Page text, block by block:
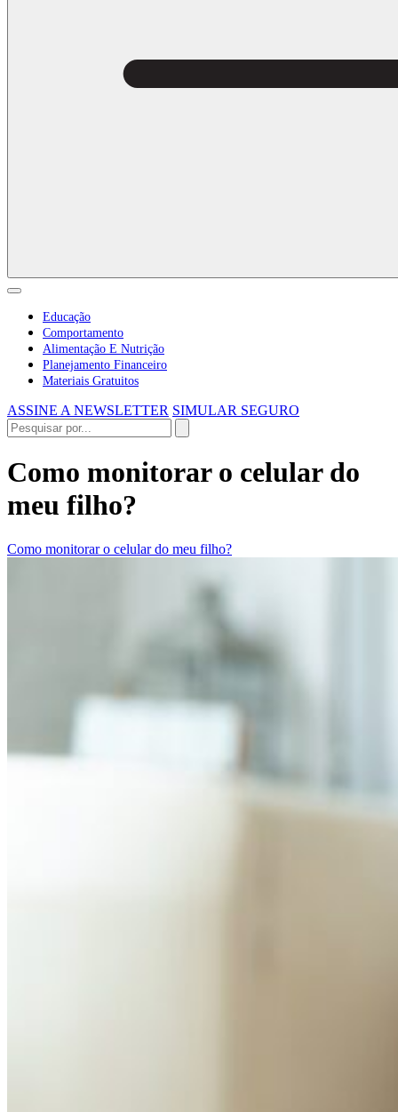
Educação
Comportamento
Alimentação E Nutrição
Planejamento Financeiro
Materiais Gratuitos
ASSINE A NEWSLETTER SIMULAR SEGURO
Como monitorar o celular do
meu filho?
Como monitorar o celular do meu filho?